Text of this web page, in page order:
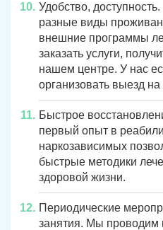
Удобство,
разные виды
внешние программы
заказать услуги,
нашем центре. У нас
организовать выезд
Быстрое
первый опыт в
наркозависимых
быстрые методики
здоровой жизни.
Периодические
занятия. Мы проводим